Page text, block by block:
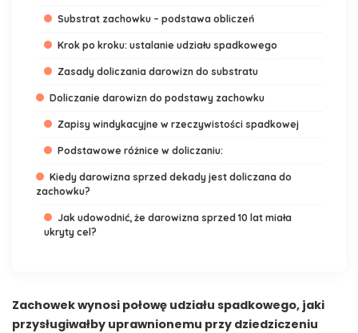
Substrat zachowku – podstawa obliczeń
Krok po kroku: ustalanie udziału spadkowego
Zasady doliczania darowizn do substratu
Doliczanie darowizn do podstawy zachowku
Zapisy windykacyjne w rzeczywistości spadkowej
Podstawowe różnice w doliczaniu:
Kiedy darowizna sprzed dekady jest doliczana do
zachowku?
Jak udowodnić, że darowizna sprzed 10 lat miała
ukryty cel?
Zachowek wynosi połowę udziału spadkowego, jaki
przysługiwałby uprawnionemu przy dziedziczeniu